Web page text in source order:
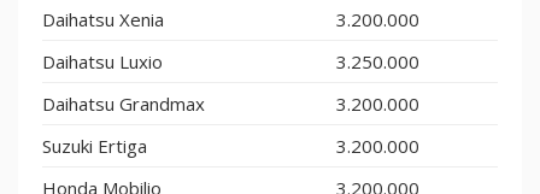
Daihatsu Xenia
3.200.000
Daihatsu Luxio
3.250.000
Daihatsu Grandmax
3.200.000
Suzuki Ertiga
3.200.000
Honda Mobilio
3.200.000